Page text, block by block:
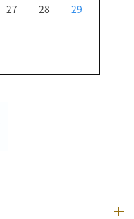
27 28
29